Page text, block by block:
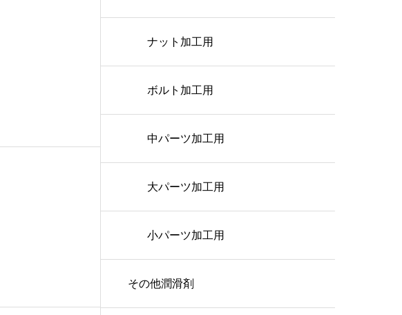
ナット加工用
ボルト加工用
中パーツ加工用
大パーツ加工用
小パーツ加工用
その他潤滑剤